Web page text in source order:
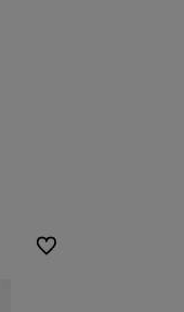
Do ulubionych
Do ulubionych